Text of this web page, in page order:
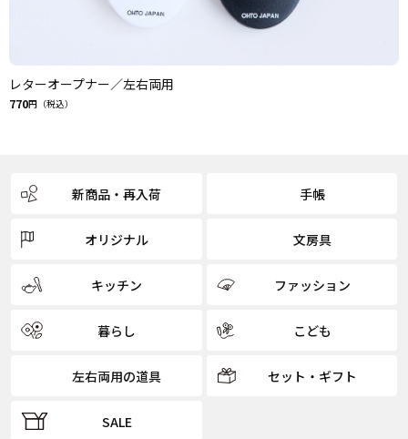
レターオープナー／左右両用
770円（税込）
新商品・再入荷 手帳
オリジナル 文房具
キッチン ファッション
暮らし こども
左右両用の道具 セット・ギフト
SALE